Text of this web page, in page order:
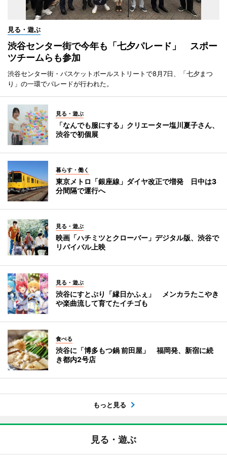
見る・遊ぶ
渋谷センター街で今年も「七夕パレード」 スポー
ツチームらも参加
渋谷センター街・バスケットボールストリートで8月7日、「七夕まつ
り」の一環でパレードが行われた。
見る・遊ぶ
「なんでも服にする」クリエーター塩川夏子さん、
渋谷で初個展
暮らす・働く
東京メトロ「銀座線」ダイヤ改正で増発 日中は3
分間隔で運行へ
見る・遊ぶ
映画「ハチミツとクローバー」デジタル版、渋谷で
リバイバル上映
見る・遊ぶ
渋谷にすとぷり「縁日かふぇ」 メンカラたこやき
や楽曲流して育てたイチゴも
食べる
渋谷に「博多もつ鍋 前田屋」 福岡発、新宿に続
き都内2号店
もっと見る
見る・遊ぶ